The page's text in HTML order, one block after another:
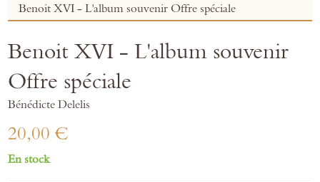
Benoit XVI - L'album souvenir Offre spéciale
the
of
images
Benoit XVI - L'album souvenir
Offre spéciale
Bénédicte Delelis
20,00 €
En stock